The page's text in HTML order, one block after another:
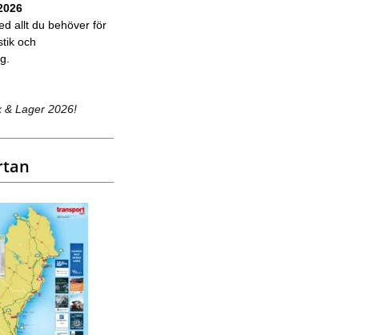
allt du behöver för
och
& Lager 2026!